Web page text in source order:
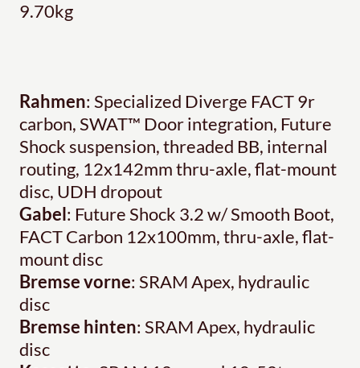
9.70kg
Rahmen: Specialized Diverge FACT 9r
carbon, SWAT™ Door integration, Future
Shock suspension, threaded BB, internal
routing, 12x142mm thru-axle, flat-mount
disc, UDH dropout
Gabel: Future Shock 3.2 w/ Smooth Boot,
FACT Carbon 12x100mm, thru-axle, flat-
mount disc
Bremse vorne: SRAM Apex, hydraulic
disc
Bremse hinten: SRAM Apex, hydraulic
disc